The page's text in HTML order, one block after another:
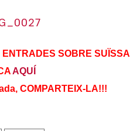
SOBRE SUÏSSA
AQUÍ
COMPARTEIX-LA!!!